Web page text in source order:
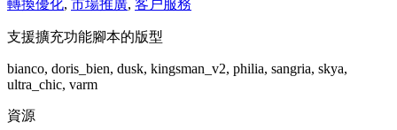
轉換優化, 市場推廣, 客户服務
支援擴充功能腳本的版型
bianco, doris_bien, dusk, kingsman_v2, philia, sangria, skya,
ultra_chic, varm
資源